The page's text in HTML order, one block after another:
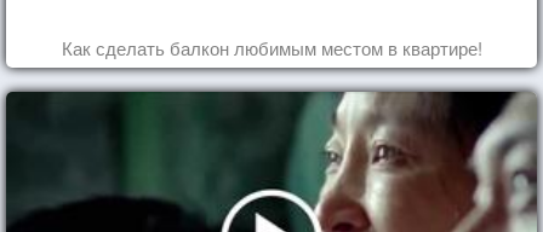
Как сделать балкон любимым местом в квартире!